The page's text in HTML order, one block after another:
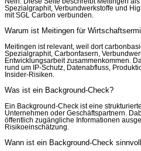
Spezialgraphit, Verbundwerkstoffe und
mit SGL Carbon verbunden.
Warum ist Meitingen für
Meitingen ist relevant, weil dort
Spezialgraphit, Carbonfasern,
Entwicklungsarbeit zusammenkommen.
rund um IP-Schutz, Datenabfluss,
Insider-Risiken.
Was ist ein Background-Check?
Ein Background-Check ist eine
Unternehmen oder Geschäftspartnern.
öffentlich zugängliche Informationen
Risikoeinschätzung.
Wann ist ein Background-Check